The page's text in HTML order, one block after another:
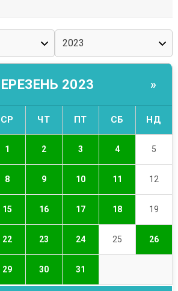
2023 »
СР ЧТ ПТ СБ НД
1 2 3 4 5
8 9 10 11 12
15 16 17 18 19
22 23 24 25 26
29 30 31